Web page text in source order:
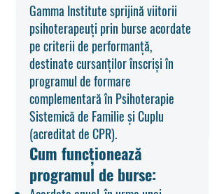
Gamma Institute sprijină viitorii
psihoterapeuți prin burse acordate
pe criterii de performanță,
destinate cursanților înscriși în
programul de formare
complementară în Psihoterapie
Sistemică de Familie și Cuplu
(acreditat de CPR).
Cum funcționează
programul de burse: